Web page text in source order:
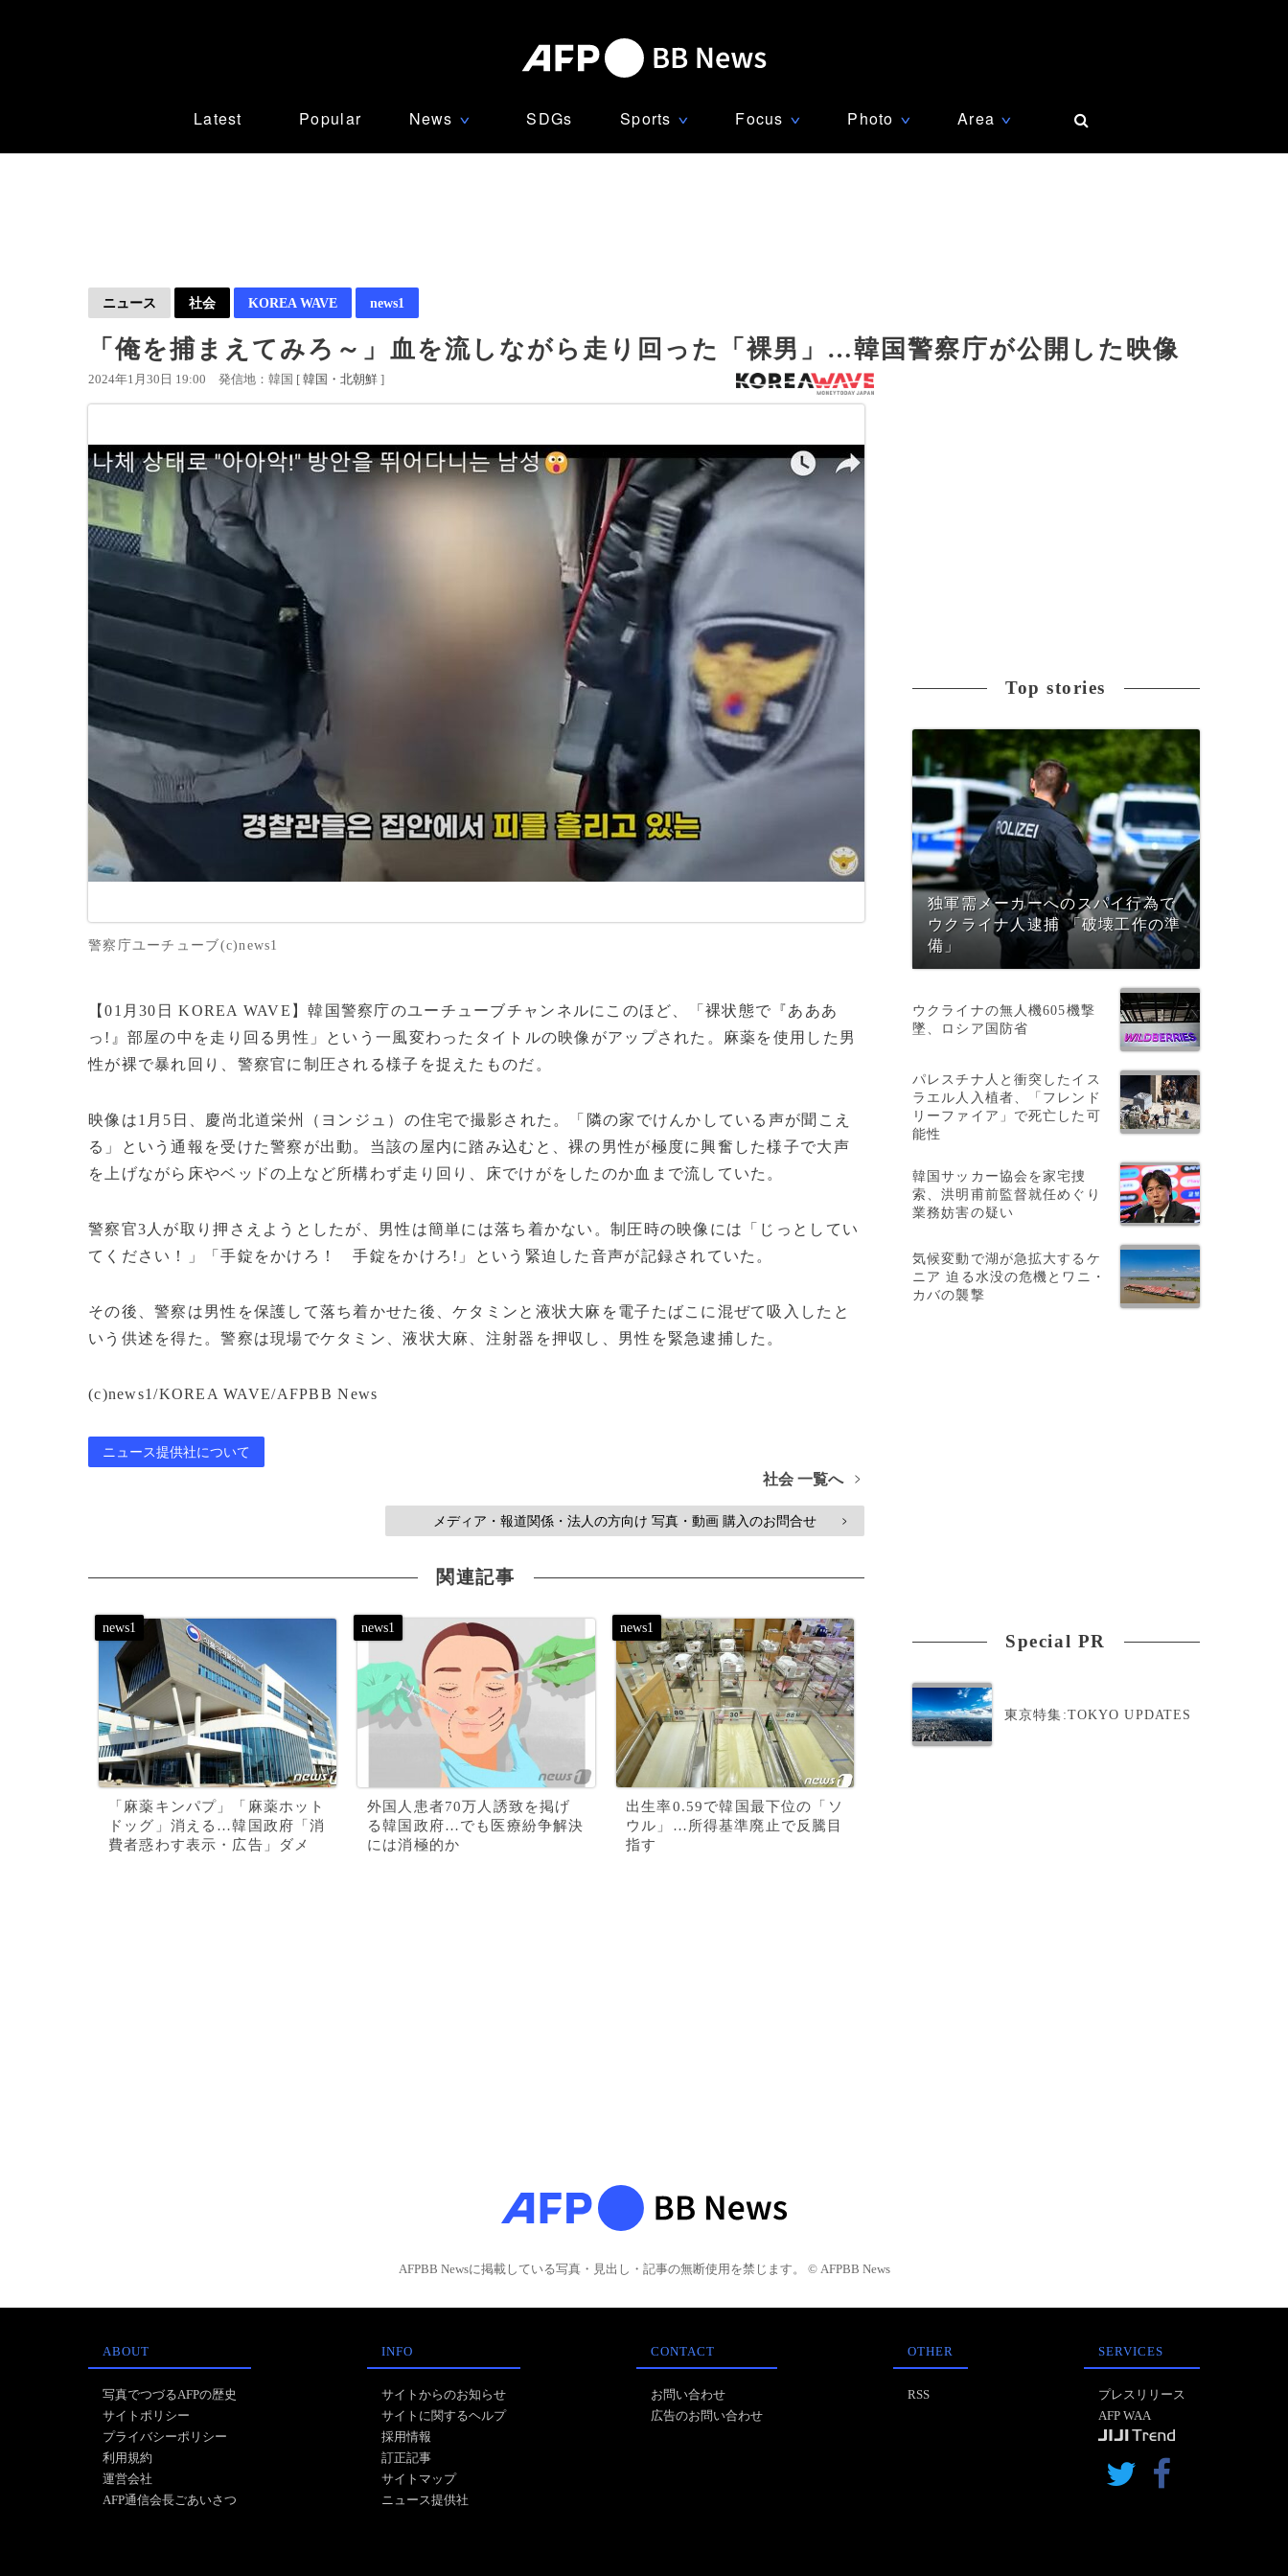
Latest Popular News ∨ SDGs Sports ∨ Focus ∨ Photo ∨ Area ∨
ニュース 社会 KOREA WAVE news1
「俺を捕まえてみろ～」血を流しながら走り回った「裸男」…韓国警察庁が公開した映像
2024年1月30日 19:00 発信地：韓国 [ 韓国・北朝鮮 ]
警察庁ユーチューブ(c)news1
【01月30日 KOREA WAVE】韓国警察庁のユーチューブチャンネルにこのほど、「裸状態で『あああ
っ!』部屋の中を走り回る男性」という一風変わったタイトルの映像がアップされた。麻薬を使用した男
性が裸で暴れ回り、警察官に制圧される様子を捉えたものだ。
映像は1月5日、慶尚北道栄州（ヨンジュ）の住宅で撮影された。「隣の家でけんかしている声が聞こえ
る」という通報を受けた警察が出動。当該の屋内に踏み込むと、裸の男性が極度に興奮した様子で大声
を上げながら床やベッドの上など所構わず走り回り、床でけがをしたのか血まで流していた。
警察官3人が取り押さえようとしたが、男性は簡単には落ち着かない。制圧時の映像には「じっとしてい
てください！」「手錠をかけろ！ 手錠をかけろ!」という緊迫した音声が記録されていた。
その後、警察は男性を保護して落ち着かせた後、ケタミンと液状大麻を電子たばこに混ぜて吸入したと
いう供述を得た。警察は現場でケタミン、液状大麻、注射器を押収し、男性を緊急逮捕した。
(c)news1/KOREA WAVE/AFPBB News
ニュース提供社について
社会 一覧へ >
メディア・報道関係・法人の方向け 写真・動画 購入のお問合せ >
関連記事
「麻薬キンパプ」「麻薬ホット
ドッグ」消える…韓国政府「消
費者惑わす表示・広告」ダメ
外国人患者70万人誘致を掲げ
る韓国政府…でも医療紛争解決
には消極的か
出生率0.59で韓国最下位の「ソ
ウル」…所得基準廃止で反騰目
指す
Top stories
独軍需メーカーへのスパイ行為で
ウクライナ人逮捕 「破壊工作の準
備」
ウクライナの無人機605機撃
墜、ロシア国防省
パレスチナ人と衝突したイス
ラエル人入植者、「フレンド
リーファイア」で死亡した可
能性
韓国サッカー協会を家宅捜
索、洪明甫前監督就任めぐり
業務妨害の疑い
気候変動で湖が急拡大するケ
ニア 迫る水没の危機とワニ・
カバの襲撃
Special PR
東京特集:TOKYO UPDATES
AFPBB Newsに掲載している写真・見出し・記事の無断使用を禁じます。 © AFPBB News
ABOUT
写真でつづるAFPの歴史
サイトポリシー
プライバシーポリシー
利用規約
運営会社
AFP通信会長ごあいさつ
INFO
サイトからのお知らせ
サイトに関するヘルプ
採用情報
訂正記事
サイトマップ
ニュース提供社
CONTACT
お問い合わせ
広告のお問い合わせ
OTHER
RSS
SERVICES
プレスリリース
AFP WAA